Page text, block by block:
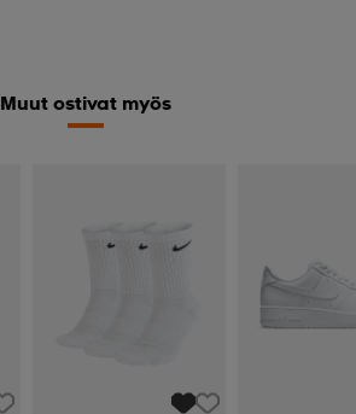
Muut ostivat myös